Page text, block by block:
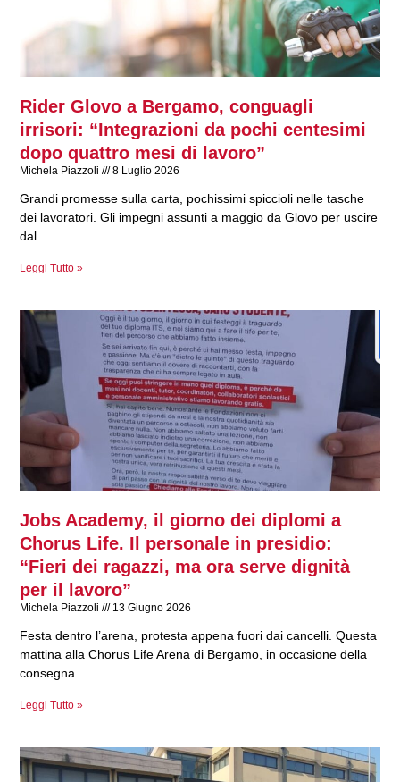
Rider Glovo a Bergamo, conguagli
irrisori: “Integrazioni da pochi centesimi
dopo quattro mesi di lavoro”
Michela Piazzoli 8 Luglio 2026
Grandi promesse sulla carta, pochissimi spiccioli nelle tasche
dei lavoratori. Gli impegni assunti a maggio da Glovo per uscire
dal
Leggi Tutto »
Jobs Academy, il giorno dei diplomi a
Chorus Life. Il personale in presidio:
“Fieri dei ragazzi, ma ora serve dignità
per il lavoro”
Michela Piazzoli 13 Giugno 2026
Festa dentro l’arena, protesta appena fuori dai cancelli. Questa
mattina alla Chorus Life Arena di Bergamo, in occasione della
consegna
Leggi Tutto »
a
a
n
a